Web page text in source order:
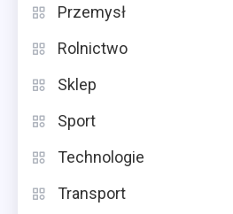
Przemysł
Rolnictwo
Sklep
Sport
Technologie
Transport